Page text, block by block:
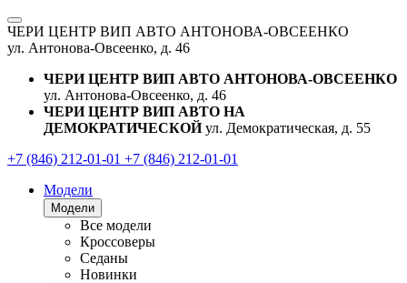
ЧЕРИ ЦЕНТР ВИП АВТО АНТОНОВА-ОВСЕЕНКО
ул. Антонова-Овсеенко, д. 46
ЧЕРИ ЦЕНТР ВИП АВТО АНТОНОВА-ОВСЕЕНКО
ул. Антонова-Овсеенко, д. 46
ЧЕРИ ЦЕНТР ВИП АВТО НА
ДЕМОКРАТИЧЕСКОЙ ул. Демократическая, д. 55
+7 (846) 212-01-01 +7 (846) 212-01-01
Модели
Модели
Все модели
Кроссоверы
Седаны
Новинки